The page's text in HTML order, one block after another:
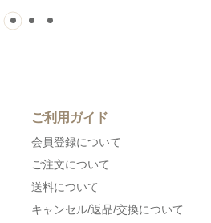
ご利用ガイド
会員登録について
ご注文について
送料について
キャンセル/返品/交換について